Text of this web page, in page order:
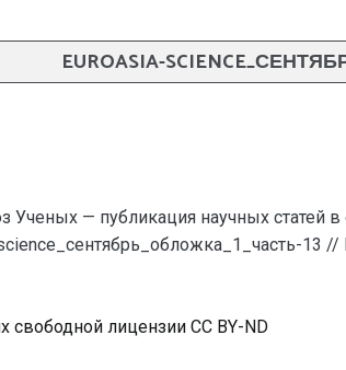
EUROASIA-
Ученых — публикация научных статей
13
свободной лицензии CC BY-ND